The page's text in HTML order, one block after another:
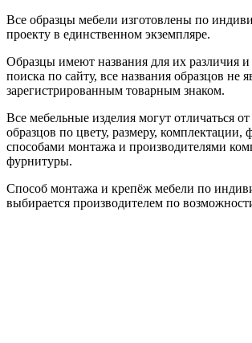
Все образцы мебели изготовлены по
проекту в единственном экземпляре.
Образцы имеют названия для их различия и
поиска по сайту, все названия образцов не
зарегистрированным товарным знаком.
Все мебельные изделия могут отличаться
образцов по цвету, размеру, комплектации,
способами монтажа и производителями
фурнитуры.
Способ монтажа и крепёж мебели по
выбирается производителем по